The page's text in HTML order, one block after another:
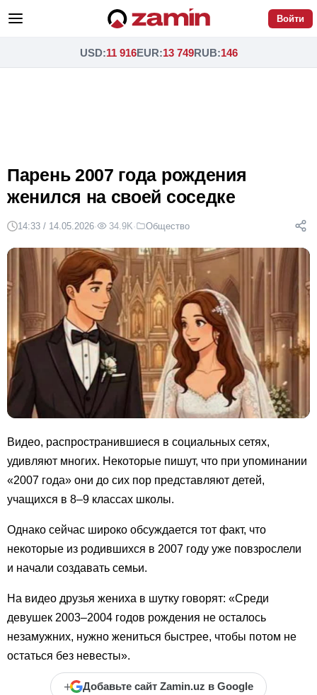
Войти
USD:11 916EUR:13 749RUB:146
Парень 2007 года рождения
женился на своей соседке
14:33 / 14.05.2026· 34.9K· Общество
Видео, распространившиеся в социальных сетях,
удивляют многих. Некоторые пишут, что при упоминании
«2007 года» они до сих пор представляют детей,
учащихся в 8–9 классах школы.
Однако сейчас широко обсуждается тот факт, что
некоторые из родившихся в 2007 году уже повзрослели
и начали создавать семьи.
На видео друзья жениха в шутку говорят: «Среди
девушек 2003–2004 годов рождения не осталось
незамужних, нужно жениться быстрее, чтобы потом не
остаться без невесты».
+ Добавьте сайт Zamin.uz в Google